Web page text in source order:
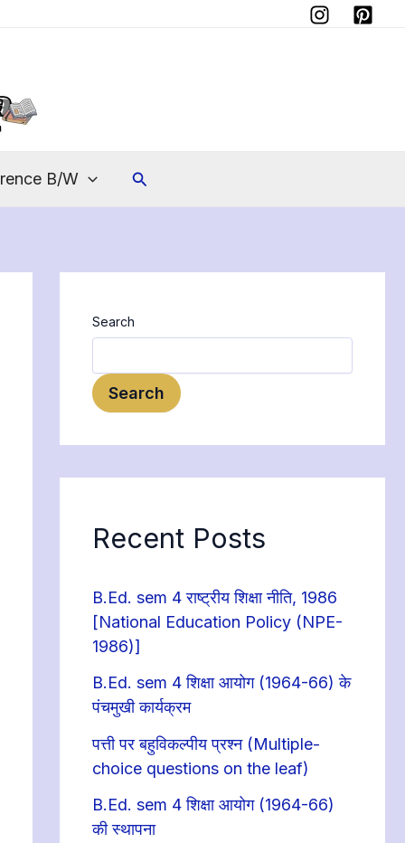
B/W Search
Search
Search
Recent Posts
B.Ed. sem 4 राष्ट्रीय शिक्षा नीति, 1986
[National Education Policy (NPE-
1986)]
B.Ed. sem 4 शिक्षा आयोग (1964-66) के
पंचमुखी कार्यक्रम
पत्ती पर बहुविकल्पीय प्रश्न (Multiple-
choice questions on the leaf)
B.Ed. sem 4 शिक्षा आयोग (1964-66)
की स्थापना